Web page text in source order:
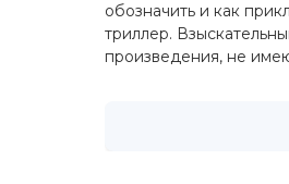
обозначить и как
триллер.
произведения, не